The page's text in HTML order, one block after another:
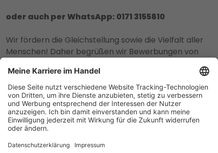
oder auch per WhatsApp: 0171 3155810
Wir fördern die Gleichstellung sowie die Vielfalt aller
Menschen! Daher begrüßen wir Bewerbungen von
Religionen und Weltanschauungen, sexueller
Orientierungen und geschlechtlicher Identitäten, aller
Altersgruppen sowie Menschen mit
Beeinträchtigungen.